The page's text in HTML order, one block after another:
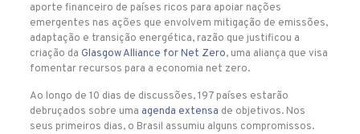
aporte financeiro de países ricos para apoiar nações
emergentes nas ações que envolvem mitigação de emissões,
adaptação e transição energética, razão que justificou a
criação da Glasgow Alliance for Net Zero, uma aliança que visa
fomentar recursos para a economia net zero.
Ao longo de 10 dias de discussões, 197 países estarão
debruçados sobre uma agenda extensa de objetivos. Nos
seus primeiros dias, o Brasil assumiu alguns compromissos.